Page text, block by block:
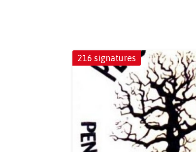
216 signatures